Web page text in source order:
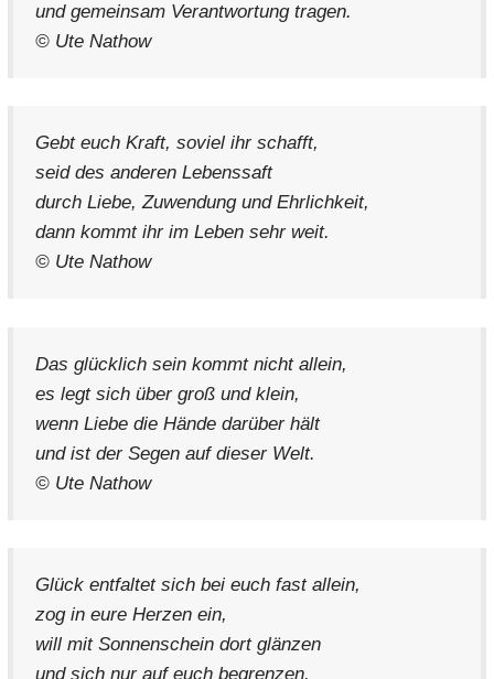
und gemeinsam Verantwortung tragen.
© Ute Nathow
Gebt euch Kraft, soviel ihr schafft,
seid des anderen Lebenssaft
durch Liebe, Zuwendung und Ehrlichkeit,
dann kommt ihr im Leben sehr weit.
© Ute Nathow
Das glücklich sein kommt nicht allein,
es legt sich über groß und klein,
wenn Liebe die Hände darüber hält
und ist der Segen auf dieser Welt.
© Ute Nathow
Glück entfaltet sich bei euch fast allein,
zog in eure Herzen ein,
will mit Sonnenschein dort glänzen
und sich nur auf euch begrenzen.